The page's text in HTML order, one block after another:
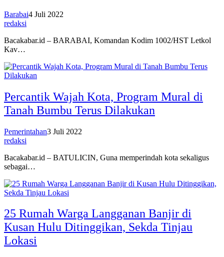
Barabai4 Juli 2022
redaksi
Bacakabar.id – BARABAI, Komandan Kodim 1002/HST Letkol
Kav…
Percantik Wajah Kota, Program Mural di
Tanah Bumbu Terus Dilakukan
Pemerintahan3 Juli 2022
redaksi
Bacakabar.id – BATULICIN, Guna memperindah kota sekaligus
sebagai…
25 Rumah Warga Langganan Banjir di
Kusan Hulu Ditinggikan, Sekda Tinjau
Lokasi